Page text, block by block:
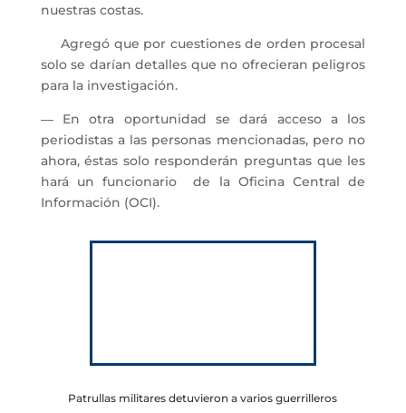
nuestras costas.
Agregó que por cuestiones de orden procesal
solo se darían detalles que no ofrecieran peligros
para la investigación.
― En otra oportunidad se dará acceso a los
periodistas a las personas mencionadas, pero no
ahora, éstas solo responderán preguntas que les
hará un funcionario de la Oficina Central de
Información (OCI).
Patrullas militares detuvieron a varios guerrilleros